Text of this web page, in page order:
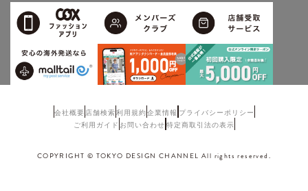
会社概要 店舗検索利用規約企業情報 プライバシーポリシー
ご利用ガイド お問い合わせ 特定商取引法の表示
COPYRIGHT © TOKYO DESIGN CHANNEL All rights reserved.